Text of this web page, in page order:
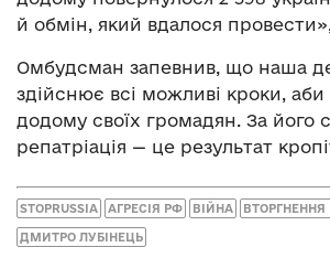
й обмін, який вдалося
Омбудсман запевнив, що наша
здійснює всі можливі кроки, аби
додому своїх громадян. За його
репатріація — це результат
STOPRUSSIA АГРЕСІЯ РФ ВІЙНА ВТОРГНЕННЯ
ДМИТРО ЛУБІНЕЦЬ